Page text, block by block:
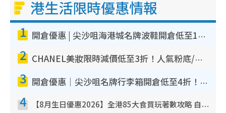
港生活限時優惠情報
1 開倉優惠 | 尖沙咀海港城名牌波鞋開倉低至1折！On鞋$899起／Joy&Peace鞋履$98起
2 CHANEL美妝限時減價低至3折！人氣粉底/唇膏/精華液低至$275！COCO香水都有平
3 開倉優惠｜尖沙咀名牌行李箱開倉低至4折！一連5日 American Tourister/ace./Hallmark $200起！
4 【8月生日優惠2026】全港85大食買玩著數攻略 自助餐/火鍋放題同行免費＋誠品/DONKI送現金券